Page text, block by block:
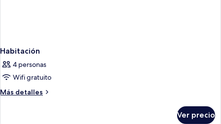
Habitación
4 personas
Wifi gratuito
Más detalles
Más
Ver precio